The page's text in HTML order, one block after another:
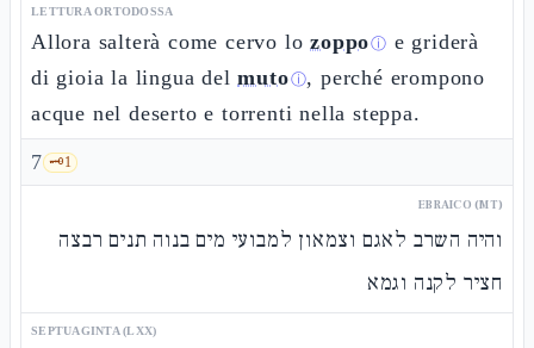
LETTURA ORTODOSSA
Allora salterà come cervo lozoppoⓘ e griderà
di gioia la lingua delmutoⓘ, perché erompono
acque nel deserto e torrenti nella steppa.
7 🗝️1
EBRAICO (MT)
והיה השרב לאגם וצמאון למבועי מים בנוה תנים רבצה
חציר לקנה וגמא
SEPTUAGINTA (LXX)